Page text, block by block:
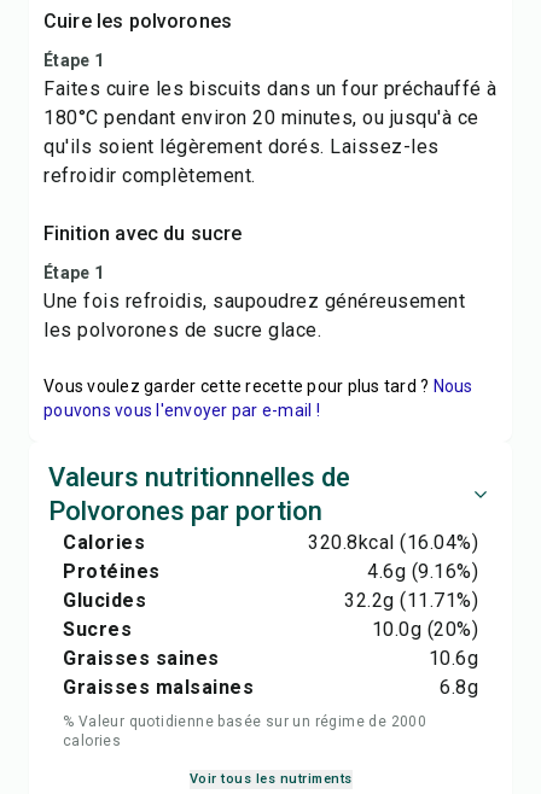
Cuire les polvorones
Étape 1
Faites cuire les biscuits dans un four préchauffé à
180°C pendant environ 20 minutes, ou jusqu'à ce
qu'ils soient légèrement dorés. Laissez-les
refroidir complètement.
Finition avec du sucre
Étape 1
Une fois refroidis, saupoudrez généreusement
les polvorones de sucre glace.
Vous voulez garder cette recette pour plus tard ? Nous
pouvons vous l'envoyer par e-mail !
Valeurs nutritionnelles de
Polvorones par portion
Calories 320.8kcal (16.04%)
Protéines
4.6g (9.16%)
Glucides
32.2g (11.71%)
Sucres
10.0g (20%)
Graisses saines
10.6g
Graisses malsaines
6.8g
% Valeur quotidienne basée sur un régime de 2000
calories
Voir tous les nutriments